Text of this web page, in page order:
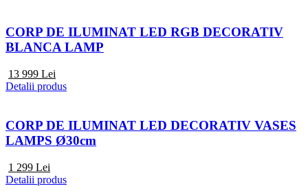
CORP DE ILUMINAT LED RGB DECORATIV
BLANCA LAMP
13 999 Lei
Detalii produs
CORP DE ILUMINAT LED DECORATIV VASES
LAMPS Ø30cm
1 299 Lei
Detalii produs